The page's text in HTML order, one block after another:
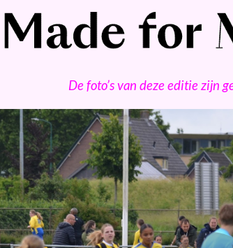
De foto’s van deze editie zijn